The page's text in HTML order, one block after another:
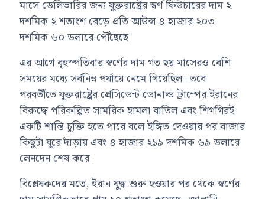
মাসে ডেলিভারির জন্য যুক্তরাষ্ট্রের স্বর্ণ ফিউচারের দাম ২
দশমিক ২ শতাংশ বেড়ে প্রতি আউন্স ৪ হাজার ২০৩
দশমিক ৬০ ডলারে পৌঁছেছে।
এর আগে বৃহস্পতিবার স্বর্ণের দাম গত ছয় মাসেরও বেশি
সময়ের মধ্যে সর্বনিম্ন পর্যায়ে নেমে গিয়েছিল। তবে
পরবর্তীতে যুক্তরাষ্ট্রের প্রেসিডেন্ট ডোনাল্ড ট্রাম্পের ইরানের
বিরুদ্ধে পরিকল্পিত সামরিক হামলা বাতিল এবং শিগগিরই
একটি শান্তি চুক্তি হতে পারে বলে ইঙ্গিত দেওয়ার পর বাজার
কিছুটা ঘুরে দাঁড়ায় এবং ৪ হাজার ২১৯ দশমিক ৬৯ ডলারে
লেনদেন শেষ করে।
বিশ্লেষকদের মতে, ইরান যুদ্ধ শুরু হওয়ার পর থেকে স্বর্ণের